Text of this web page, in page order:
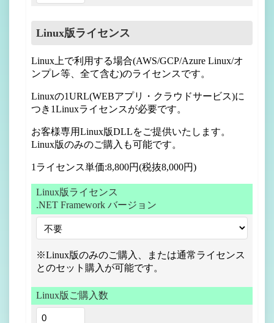
Linux版ライセンス
Linux上で利用する場合(AWS/GCP/Azure Linux/オ
ンプレ等、全て含む)のライセンスです。
Linuxの1URL(WEBアプリ・クラウドサービス)に
つき1Linuxライセンスが必要です。
お客様専用Linux版DLLをご提供いたします。
Linux版のみのご購入も可能です。
1ライセンス単価:8,800円(税抜8,000円)
Linux版ライセンス
.NET Framework バージョン
※Linux版のみのご購入、または通常ライセンス
とのセット購入が可能です。
Linux版ご購入数